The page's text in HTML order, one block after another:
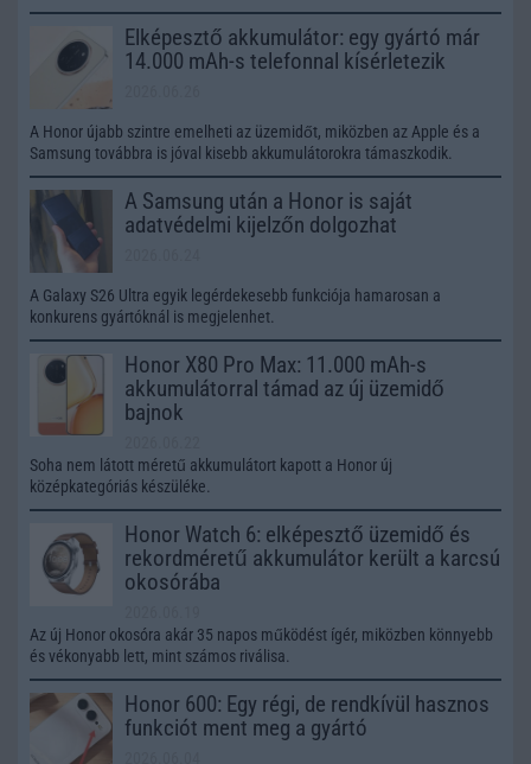
Elképesztő akkumulátor: egy gyártó már
14.000 mAh-s telefonnal kísérletezik
A Honor újabb szintre emelheti az üzemidőt, miközben az Apple és a
Samsung továbbra is jóval kisebb akkumulátorokra támaszkodik.
A Samsung után a Honor is saját
adatvédelmi kijelzőn dolgozhat
A Galaxy S26 Ultra egyik legérdekesebb funkciója hamarosan a
konkurens gyártóknál is megjelenhet.
Honor X80 Pro Max: 11.000 mAh-s
akkumulátorral támad az új üzemidő
bajnok
Soha nem látott méretű akkumulátort kapott a Honor új
középkategóriás készüléke.
Honor Watch 6: elképesztő üzemidő és
rekordméretű akkumulátor került a karcsú
okosórába
Az új Honor okosóra akár 35 napos működést ígér, miközben könnyebb
és vékonyabb lett, mint számos riválisa.
Honor 600: Egy régi, de rendkívül hasznos
funkciót ment meg a gyártó